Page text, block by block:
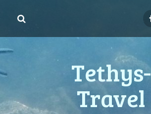
Tethys-
Travel